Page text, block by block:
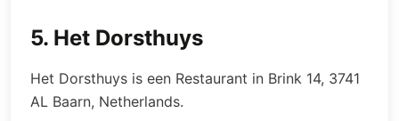
5. Het Dorsthuys
Het Dorsthuys is een Restaurant in Brink 14, 3741
AL Baarn, Netherlands.